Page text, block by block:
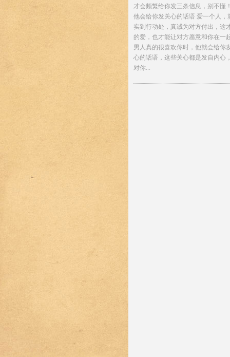
才会频繁给你发三条信息，别不懂
他会给你发关心的话语 爱一个人，
实到行动处，真诚为对方付出，这
的爱，也才能让对方愿意和你在一
男人真的很喜欢你时，他就会给你
心的话语，这些关心都是发自内心
对你...